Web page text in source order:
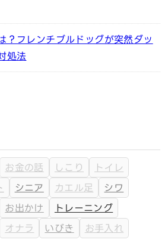
？フレンチブルドッグが突然ダッ
処法
お金の話 しこり
トイレ
シニア カエル足
シワ
お出かけ
トレーニング
オナラ いびき
お手入れ